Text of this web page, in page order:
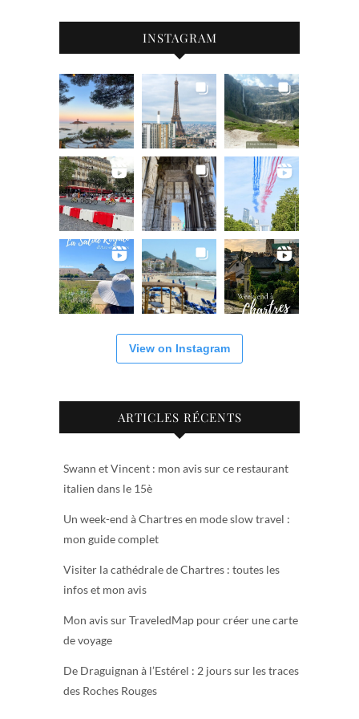
INSTAGRAM
View on Instagram
ARTICLES RÉCENTS
Swann et Vincent : mon avis sur ce restaurant
italien dans le 15è
Un week-end à Chartres en mode slow travel :
mon guide complet
Visiter la cathédrale de Chartres : toutes les
infos et mon avis
Mon avis sur TraveledMap pour créer une carte
de voyage
De Draguignan à l’Estérel : 2 jours sur les traces
des Roches Rouges